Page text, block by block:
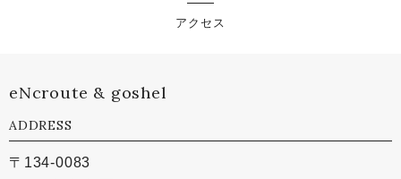
アクセス
eNcroute & goshel
ADDRESS
〒134-0083